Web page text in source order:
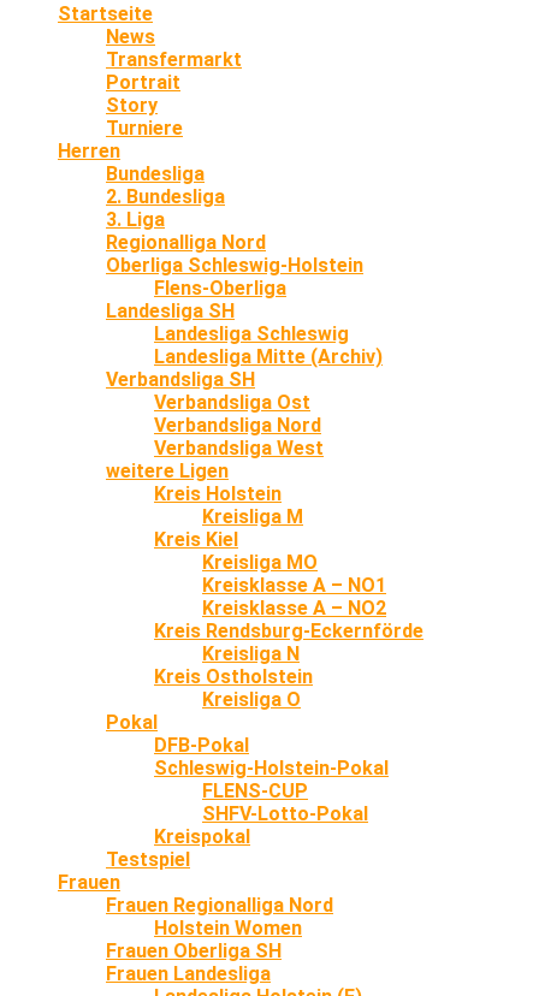
Startseite
News
Transfermarkt
Portrait
Story
Turniere
Herren
Bundesliga
2. Bundesliga
3. Liga
Regionalliga Nord
Oberliga Schleswig-Holstein
Flens-Oberliga
Landesliga SH
Landesliga Schleswig
Landesliga Mitte (Archiv)
Verbandsliga SH
Verbandsliga Ost
Verbandsliga Nord
Verbandsliga West
weitere Ligen
Kreis Holstein
Kreisliga M
Kreis Kiel
Kreisliga MO
Kreisklasse A – NO1
Kreisklasse A – NO2
Kreis Rendsburg-Eckernförde
Kreisliga N
Kreis Ostholstein
Kreisliga O
Pokal
DFB-Pokal
Schleswig-Holstein-Pokal
FLENS-CUP
SHFV-Lotto-Pokal
Kreispokal
Testspiel
Frauen
Frauen Regionalliga Nord
Holstein Women
Frauen Oberliga SH
Frauen Landesliga